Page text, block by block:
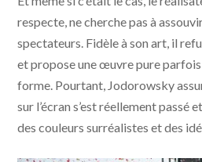
respecte, ne cherche pas à
spectateurs. Fidèle à son art, il
et propose une œuvre pure
forme. Pourtant, Jodorowsky
sur l’écran s’est réellement passé
des couleurs surréalistes et des